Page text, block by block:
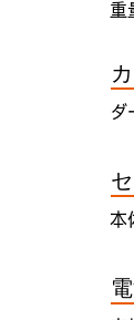
重
ダ
本